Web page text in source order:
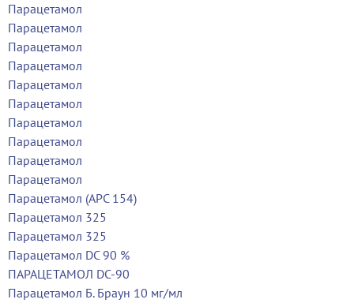
Парацетамол
Парацетамол
Парацетамол
Парацетамол
Парацетамол
Парацетамол
Парацетамол
Парацетамол
Парацетамол
Парацетамол
Парацетамол (АРС 154)
Парацетамол 325
Парацетамол 325
Парацетамол DC 90 %
ПАРАЦЕТАМОЛ DC-90
Парацетамол Б. Браун 10 мг/мл